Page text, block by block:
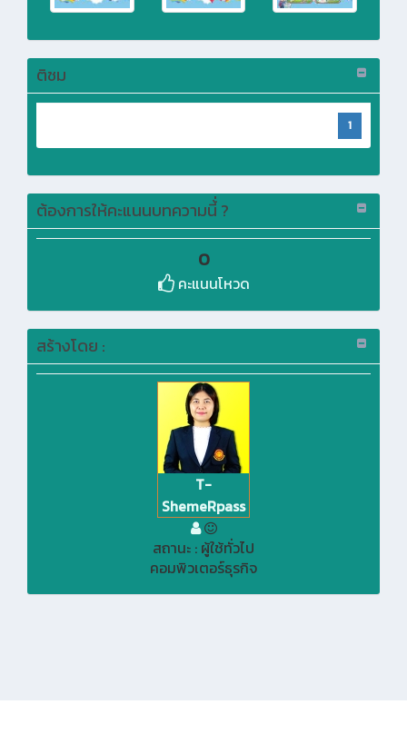
ติชม
1
ต้องการให้คะแนนบทความนี้่ ?
0
คะแนนโหวด
สร้างโดย :
T-
ShemeRpass
สถานะ : ผู้ใช้ทั่วไป
คอมพิวเตอร์ธุรกิจ